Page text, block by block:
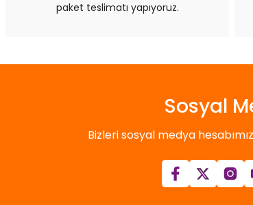
paket teslimatı yapıyoruz.
Sosyal
Bizleri sosyal medya